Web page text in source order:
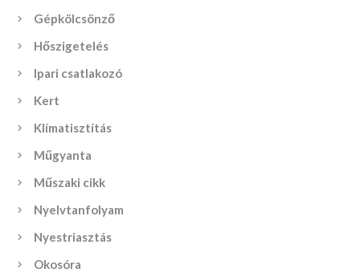
Gépkölcsönző
Hőszigetelés
Ipari csatlakozó
Kert
Klímatisztítás
Műgyanta
Műszaki cikk
Nyelvtanfolyam
Nyestriasztás
Okosóra